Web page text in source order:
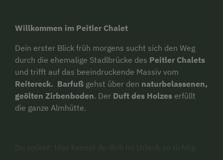
Willkommen im Peitler Chalet
Dein erster Blick früh morgens sucht sich den Weg
durch die ehemalige Stadlbrücke des Peitler Chalets
und trifft auf das beeindruckende Massiv vom
Reitereck. Barfuß gehst über den naturbelassenen,
geölten Zirbenboden. Der Duft des Holzes erfüllt
die ganze Almhütte.
Du spürst: Hier kannst du dich im Urlaub so richtig